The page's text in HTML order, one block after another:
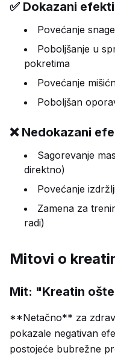
✅ Dokazani efekti
Povećanje
Poboljšanje u
pokretima
Povećanje
Poboljšan
❌ Nedokazani
Sagorevanje
direktno)
Povećanje
Zamena za
radi)
Mitovi o
Mit: "Kreatin
**Netačno** za
pokazale negativan
postojeće bubrežne